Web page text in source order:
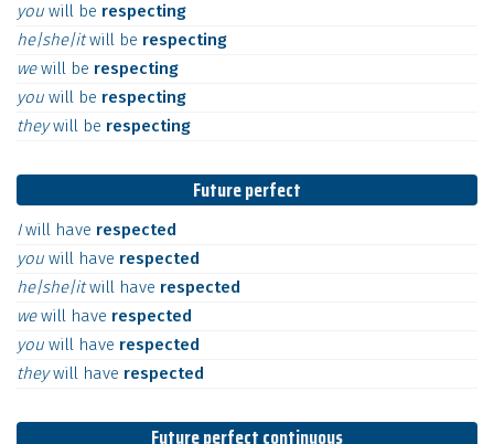
you will be respecting
he|she|itwill be respecting
wewill be respecting
you will be respecting
theywill be respecting
Future perfect
Iwill have respected
you will have respected
he|she|itwill have respected
wewill have respected
you will have respected
theywill have respected
Future perfect continuous